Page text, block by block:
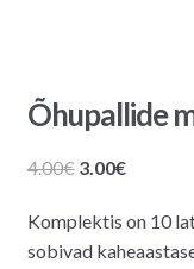
Õhupallide
4.00€ Algne
oli:
4.00€.
3.00€
on:
3.00€.
Komplektis on 10
sobivad